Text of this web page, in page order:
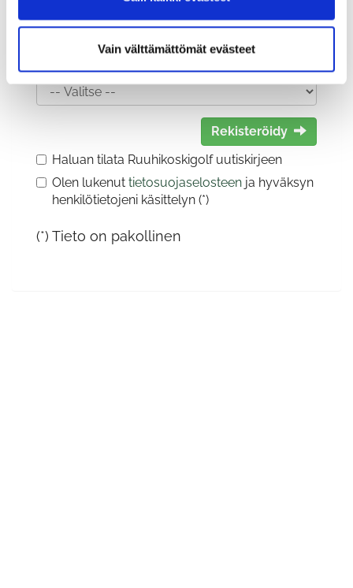
Vain välttämättömät evästeet
Sukupuoli:
Rekisteröidy
Haluan tilata Ruuhikoskigolf uutiskirjeen
Olen lukenut tietosuojaselosteen ja hyväksyn
henkilötietojeni käsittelyn (*)
(*) Tieto on pakollinen